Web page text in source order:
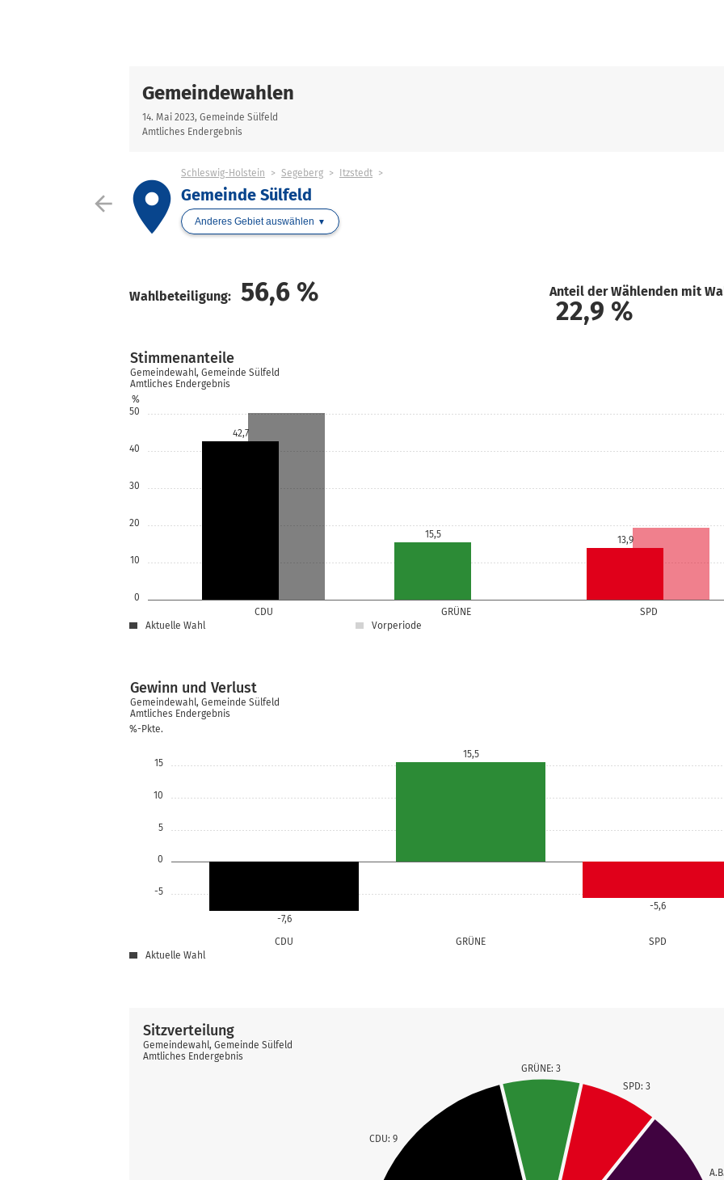
Gemeindewahlen
14. Mai 2023, Gemeinde Sülfeld
Amtliches Endergebnis
arrow_back place
Schleswig-Holstein Segeberg Itzstedt
Gemeinde Sülfeld
Anderes Gebiet auswählen
Wahlbeteiligung: 56,6 % Anteil der Wählenden mit
22,9 %
0
10
20
30
40
50
%
CDU GRÜNE SPD
42,7
15,5 13,9
Stimmenanteile
Gemeindewahl, Gemeinde Sülfeld
Amtliches Endergebnis
Aktuelle Wahl Vorperiode
-5
0
5
10
15
%-Pkte.
CDU GRÜNE SPD
-7,6
15,5
-5,6
Gewinn und Verlust
Gemeindewahl, Gemeinde Sülfeld
Amtliches Endergebnis
Aktuelle Wahl
CDU: 9
GRÜNE: 3
SPD: 3
Sitzverteilung
Gemeindewahl, Gemeinde Sülfeld
Amtliches Endergebnis